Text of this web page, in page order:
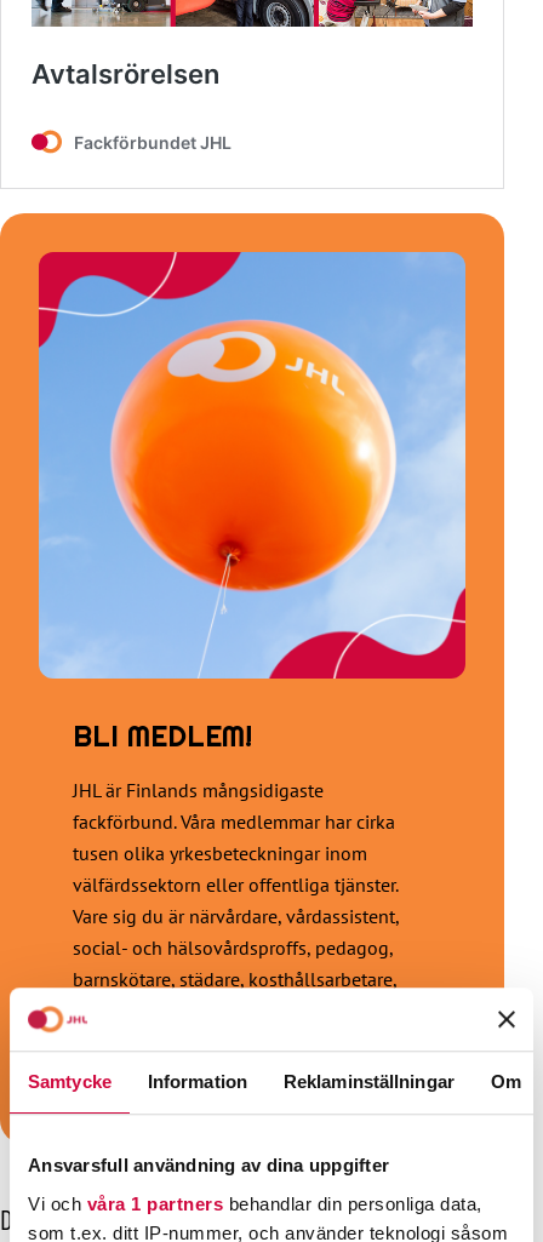
Samtycke Information Reklaminställningar Om
Ansvarsfull användning av dina uppgifter
Vi och våra 1 partners behandlar din personliga data,
som t.ex. ditt IP-nummer, och använder teknologi såsom
BLI MEDLEM!
JHL är Finlands mångsidigaste
fackförbund. Våra medlemmar har cirka
tusen olika yrkesbeteckningar inom
välfärdssektorn eller offentliga tjänster.
Vare sig du är närvårdare, vårdassistent,
social- och hälsovårdsproffs, pedagog,
barnskötare, städare, kosthållsarbetare,
sekreterare, väktare eller konduktör är vi
Bli medlem!
Dessa kanske också intresserar dig